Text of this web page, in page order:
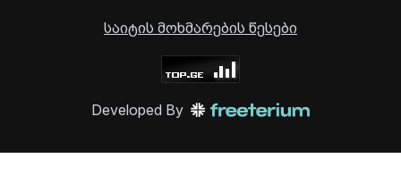
საიტის მოხმარების წესები
Developed By